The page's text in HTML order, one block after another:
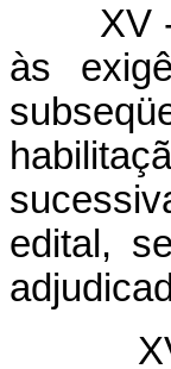
XV -
às
edital,
XVI -